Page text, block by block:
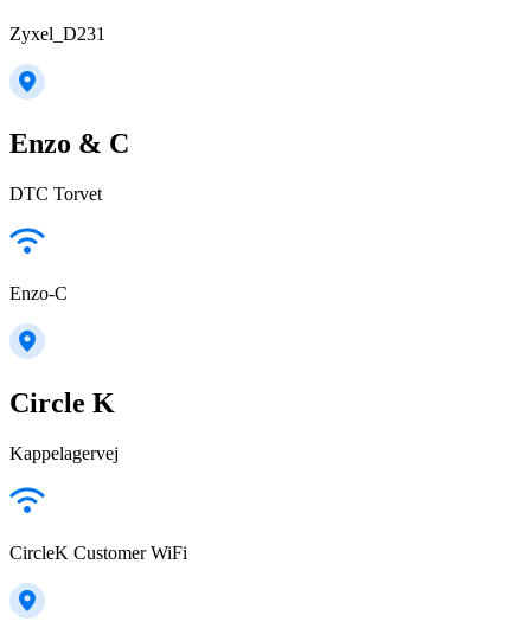
Zyxel_D231
Enzo & C
DTC Torvet
Enzo-C
Circle K
Kappelagervej
CircleK Customer WiFi